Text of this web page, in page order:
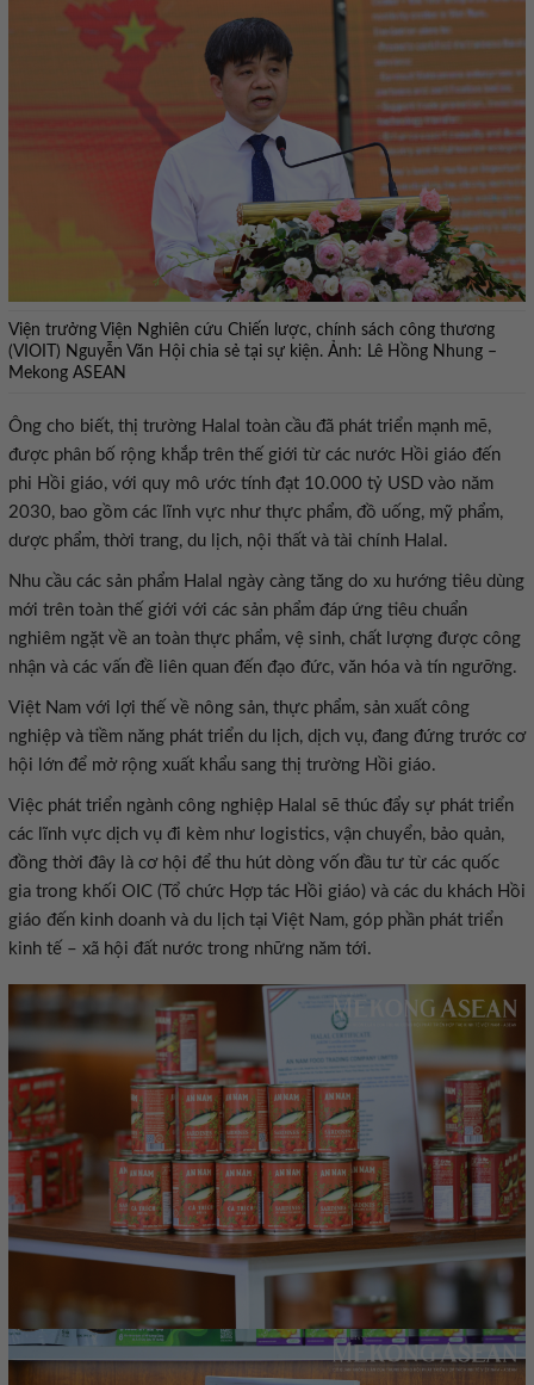
Viện trưởng Viện Nghiên cứu Chiến lược, chính sách công thương
(VIOIT) Nguyễn Văn Hội chia sẻ tại sự kiện. Ảnh: Lê Hồng Nhung –
Mekong ASEAN
Ông cho biết, thị trường Halal toàn cầu đã phát triển mạnh mẽ,
được phân bố rộng khắp trên thế giới từ các nước Hồi giáo đến
phi Hồi giáo, với quy mô ước tính đạt 10.000 tỷ USD vào năm
2030, bao gồm các lĩnh vực như thực phẩm, đồ uống, mỹ phẩm,
dược phẩm, thời trang, du lịch, nội thất và tài chính Halal.
Nhu cầu các sản phẩm Halal ngày càng tăng do xu hướng tiêu dùng
mới trên toàn thế giới với các sản phẩm đáp ứng tiêu chuẩn
nghiêm ngặt về an toàn thực phẩm, vệ sinh, chất lượng được công
nhận và các vấn đề liên quan đến đạo đức, văn hóa và tín ngưỡng.
Việt Nam với lợi thế về nông sản, thực phẩm, sản xuất công
nghiệp và tiềm năng phát triển du lịch, dịch vụ, đang đứng trước cơ
hội lớn để mở rộng xuất khẩu sang thị trường Hồi giáo.
Việc phát triển ngành công nghiệp Halal sẽ thúc đẩy sự phát triển
các lĩnh vực dịch vụ đi kèm như logistics, vận chuyển, bảo quản,
đồng thời đây là cơ hội để thu hút dòng vốn đầu tư từ các quốc
gia trong khối OIC (Tổ chức Hợp tác Hồi giáo) và các du khách Hồi
giáo đến kinh doanh và du lịch tại Việt Nam, góp phần phát triển
kinh tế – xã hội đất nước trong những năm tới.